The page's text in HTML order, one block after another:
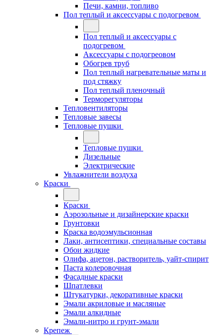
Печи, камни, топливо
Пол теплый и аксессуары с подогревом
Пол теплый и аксессуары с
подогревом
Аксессуары с подогреовом
Обогрев труб
Пол теплый нагревательные маты и
под стяжку
Пол теплый пленочный
Терморегуляторы
Тепловентиляторы
Тепловые завесы
Тепловые пушки
Тепловые пушки
Дизельные
Электрические
Увлажнители воздуха
Краски
Краски
Аэрозольные и дизайнерские краски
Грунтовки
Краска водоэмульсионная
Лаки, антисептики, специальные составы
Обои жидкие
Олифа, ацетон, растворитель, уайт-спирит
Паста колеровочная
Фасадные краски
Шпатлевки
Штукатурки, декоративные краски
Эмали акриловые и масляные
Эмали алкидные
Эмали-нитро и грунт-эмали
Крепеж